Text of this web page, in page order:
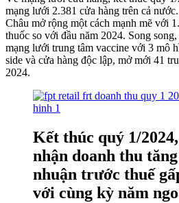
mạng lưới 2.381 cửa hàng trên cả
Châu mở rộng một cách mạnh mẽ với
thuốc so với đầu năm 2024. Song
mạng lưới trung tâm vaccine với 3 mô
side và cửa hàng độc lập, mở mới 41
2024.
Kết thúc quý 1/
nhận doanh thu
nhuận trước thuế
với cùng kỳ năm